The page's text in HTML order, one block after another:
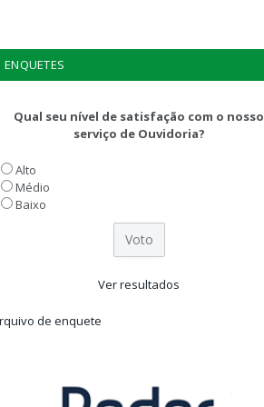
ENQUETES
Qual seu nível de satisfação com o nosso
serviço de Ouvidoria?
Alto
Médio
Baixo
Ver resultados
de enquete